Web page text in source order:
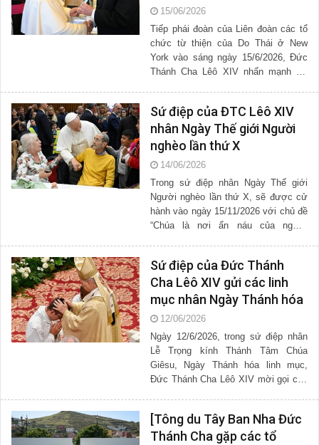
15/06/2026
Tiếp phái đoàn của Liên đoàn các tổ
chức từ thiện của Do Thái ở New
York vào sáng ngày 15/6/2026, Đức
Thánh Cha Lêô XIV nhấn mạnh sự
Sứ điệp của ĐTC Lêô XIV
nhân Ngày Thế giới Người
nghèo lần thứ X
14/06/2026
Trong sứ điệp nhân Ngày Thế giới
Người nghèo lần thứ X, sẽ được cử
hành vào ngày 15/11/2026 với chủ đề
“Chúa là nơi ẩn náu của người
Sứ điệp của Đức Thánh
Cha Lêô XIV gửi các linh
mục nhân Ngày Thánh hóa
linh mục
12/06/2026
Ngày 12/6/2026, trong sứ điệp nhân
Lễ Trọng kính Thánh Tâm Chúa
Giêsu, Ngày Thánh hóa linh mục,
Đức Thánh Cha Lêô XIV mời gọi các
[Tông du Tây Ban Nha Đức
Thánh Cha gặp các tổ